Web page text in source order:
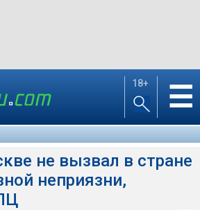
18+ ☰
не вызвал в стране
неприязни,